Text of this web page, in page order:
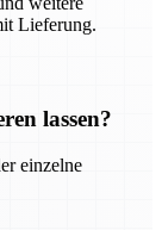
Lieferung.
lassen?
einzelne